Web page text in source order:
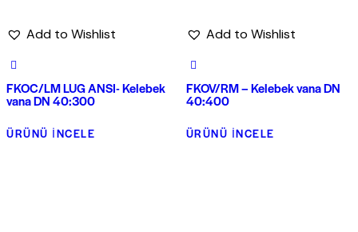
Add to Wishlist
FKOC/LM LUG ANSI- Kelebek
vana DN 40:300
ÜRÜNÜ İNCELE
Add to Wishlist
FKOV/RM – Kelebek vana DN
40:400
ÜRÜNÜ İNCELE